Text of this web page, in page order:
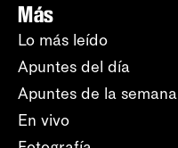
Más
Lo más leído
Apuntes del día
Apuntes de la semana
En vivo